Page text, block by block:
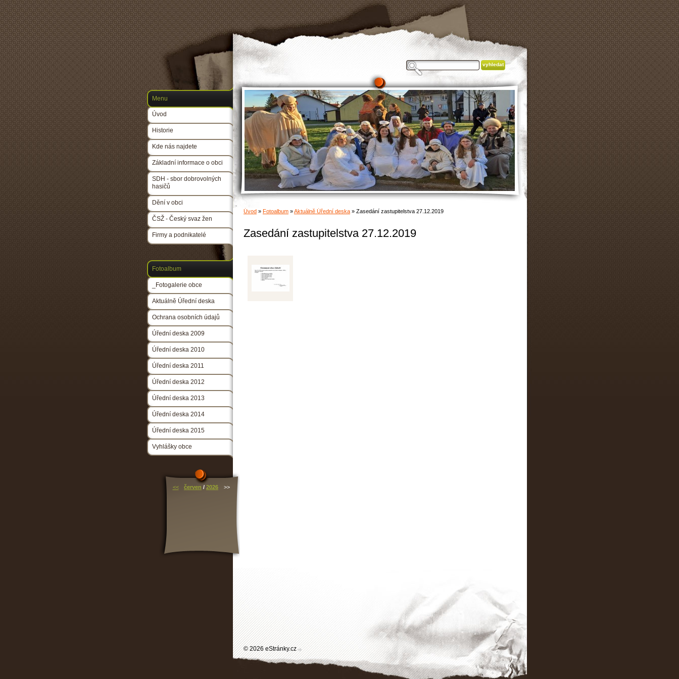
Úvod » Fotoalbum »Aktuálně Úřední deska » Zasedání zastupitelstva 27.12.2019
Zasedání zastupitelstva 27.12.2019
Menu
Úvod
Historie
Kde nás najdete
Základní informace o obci
SDH - sbor dobrovolných
hasičů
Dění v obci
ČSŽ - Český svaz žen
Firmy a podnikatelé
Fotoalbum
_Fotogalerie obce
Aktuálně Úřední deska
Ochrana osobních údajů
Úřední deska 2009
Úřední deska 2010
Úřední deska 2011
Úřední deska 2012
Úřední deska 2013
Úřední deska 2014
Úřední deska 2015
Vyhlášky obce
<< červen / 2026 >>
© 2026 eStránky.cz